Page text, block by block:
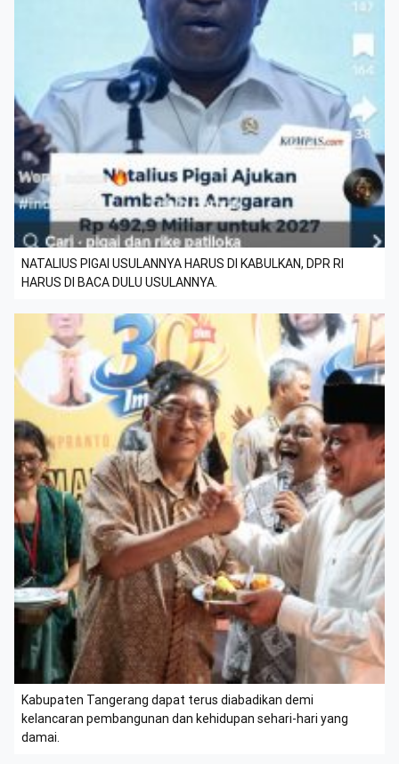
NATALIUS PIGAI USULANNYA HARUS DI KABULKAN, DPR RI
HARUS DI BACA DULU USULANNYA.
Kabupaten Tangerang dapat terus diabadikan demi
kelancaran pembangunan dan kehidupan sehari-hari yang
damai.